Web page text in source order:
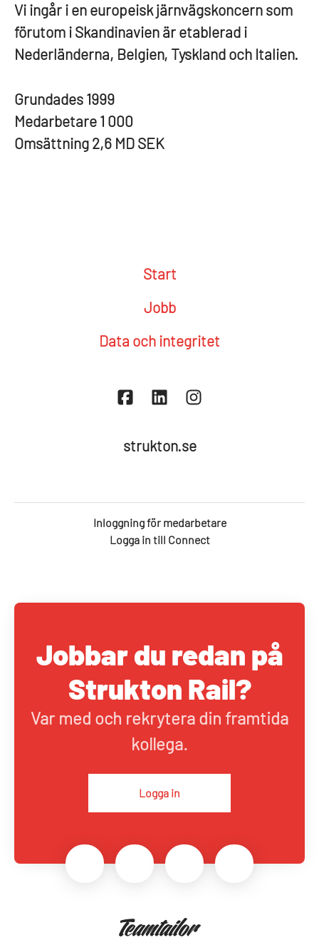
Vi ingår i en europeisk järnvägskoncern som
förutom i Skandinavien är etablerad i
Nederländerna, Belgien, Tyskland och Italien.
Grundades 1999
Medarbetare 1 000
Omsättning 2,6 MD SEK
Start
Jobb
Data och integritet
strukton.se
Inloggning för medarbetare
Logga in till Connect
Jobbar du redan på
Strukton Rail?
Var med och rekrytera din framtida
kollega.
Logga in